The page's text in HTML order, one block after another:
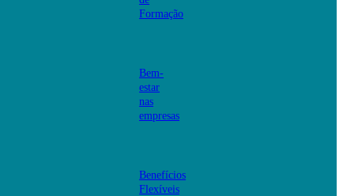
Formação
Bem-
estar
nas
empresas
Benefícios
Flexíveis